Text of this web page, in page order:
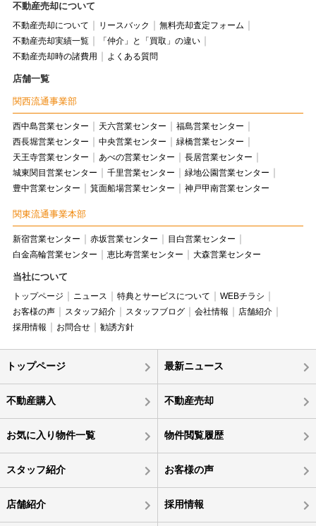
不動産売却について
不動産売却について リースバック
無料売却査定フォーム
不動産売却実績一覧
「仲介」と「買取」の違い
不動産売却時の諸費用
よくある質問
店舗一覧
関西流通事業部
西中島営業センター 天六営業センター
福島営業センター
西長堀営業センター
中央営業センター
緑橋営業センター
天王寺営業センター
あべの営業センター
長居営業センター
城東関目営業センター
千里営業センター
緑地公園営業センター
豊中営業センター
箕面船場営業センター 神戸甲南営業センター
関東流通事業本部
新宿営業センター 赤坂営業センター
目白営業センター
白金高輪営業センター
恵比寿営業センター 大森営業センター
当社について
トップページ ニュース 特典とサービスについて
WEBチラシ
お客様の声
スタッフ紹介 スタッフブログ 会社情報
店舗紹介
採用情報
お問合せ 勧誘方針
トップページ 最新ニュース
不動産購入 不動産売却
お気に入り物件一覧 物件閲覧履歴
スタッフ紹介 お客様の声
店舗紹介 採用情報